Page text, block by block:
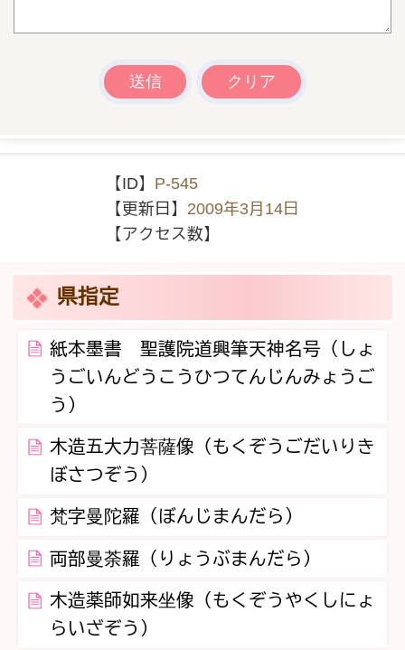
【ID】 P-545
【更新日】 2009年3月14日
【アクセス数】
県指定
紙本墨書 聖護院道興筆天神名号（しょ
うごいんどうこうひつてんじんみょうご
う）
木造五大力菩薩像（もくぞうごだいりき
ぼさつぞう）
梵字曼陀羅（ぼんじまんだら）
両部曼荼羅（りょうぶまんだら）
木造薬師如来坐像（もくぞうやくしにょ
らいざぞう）